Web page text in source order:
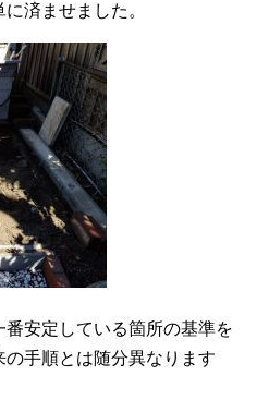
済ませました。
安定している箇所の基準を
手順とは随分異なります